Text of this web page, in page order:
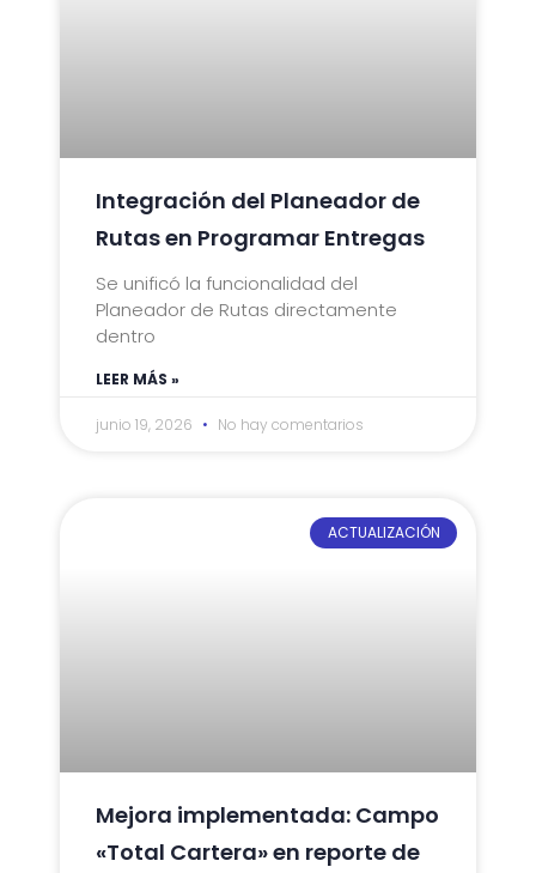
Integración del Planeador de
Rutas en Programar Entregas
Se unificó la funcionalidad del
Planeador de Rutas directamente
dentro
LEER MÁS »
junio 19, 2026 No hay comentarios
ACTUALIZACIÓN
Mejora implementada: Campo
«Total Cartera» en reporte de